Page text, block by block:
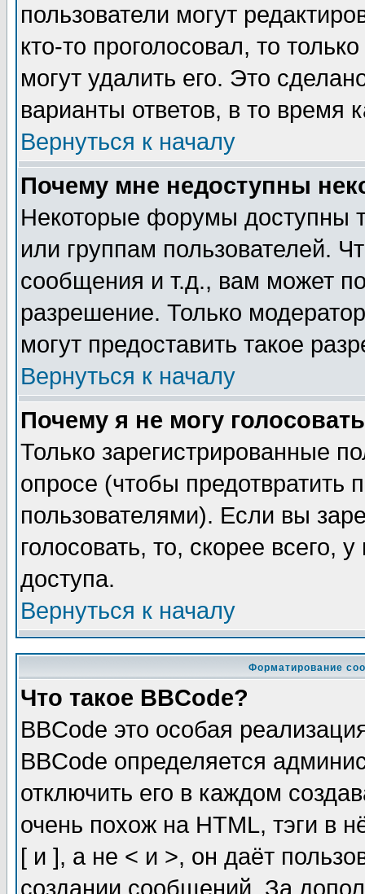
пользователи могут
кто-то проголосовал, то
могут удалить его. Это
варианты ответов, в то время
Вернуться к началу
Почему мне недоступны
Некоторые форумы доступны
или группам пользователей.
сообщения и т.д., вам может
разрешение. Только
могут предоставить такое
Вернуться к началу
Почему я не могу
Только зарегистрированные
опросе (чтобы предотвратить
пользователями). Если вы
голосовать, то, скорее всего,
доступа.
Вернуться к началу
Форматирование
Что такое BBCode?
BBCode это особая
BBCode определяется
отключить его в каждом
очень похож на HTML, тэги в
[ и ], а не < и >, он даёт
создании сообщений. За